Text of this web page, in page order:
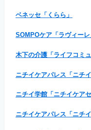
ベネッセ「くらら」
SOMPOケア「ラヴィーレ
木下の介護「ライフコミュ
ニチイケアパレス「ニチイ
ニチイ学館「ニチイケアセ
ニチイケアパレス「ニチイ